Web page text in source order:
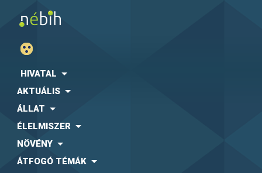
HIVATAL
AKTUÁLIS
ÁLLAT
ÉLELMISZER
NÖVÉNY
ÁTFOGÓ TÉMÁK